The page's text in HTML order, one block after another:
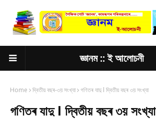
জ্ঞানম :: ই আলোচনী
Home দ্বিতীয় বছৰ-৩য় সংখ্যা গণিতৰ যাদু l দ্বিতীয় বছৰ ৩য় সংখ্যা
গণিতৰ যাদু l দ্বিতীয় বছৰ ৩য় সংখ্যা